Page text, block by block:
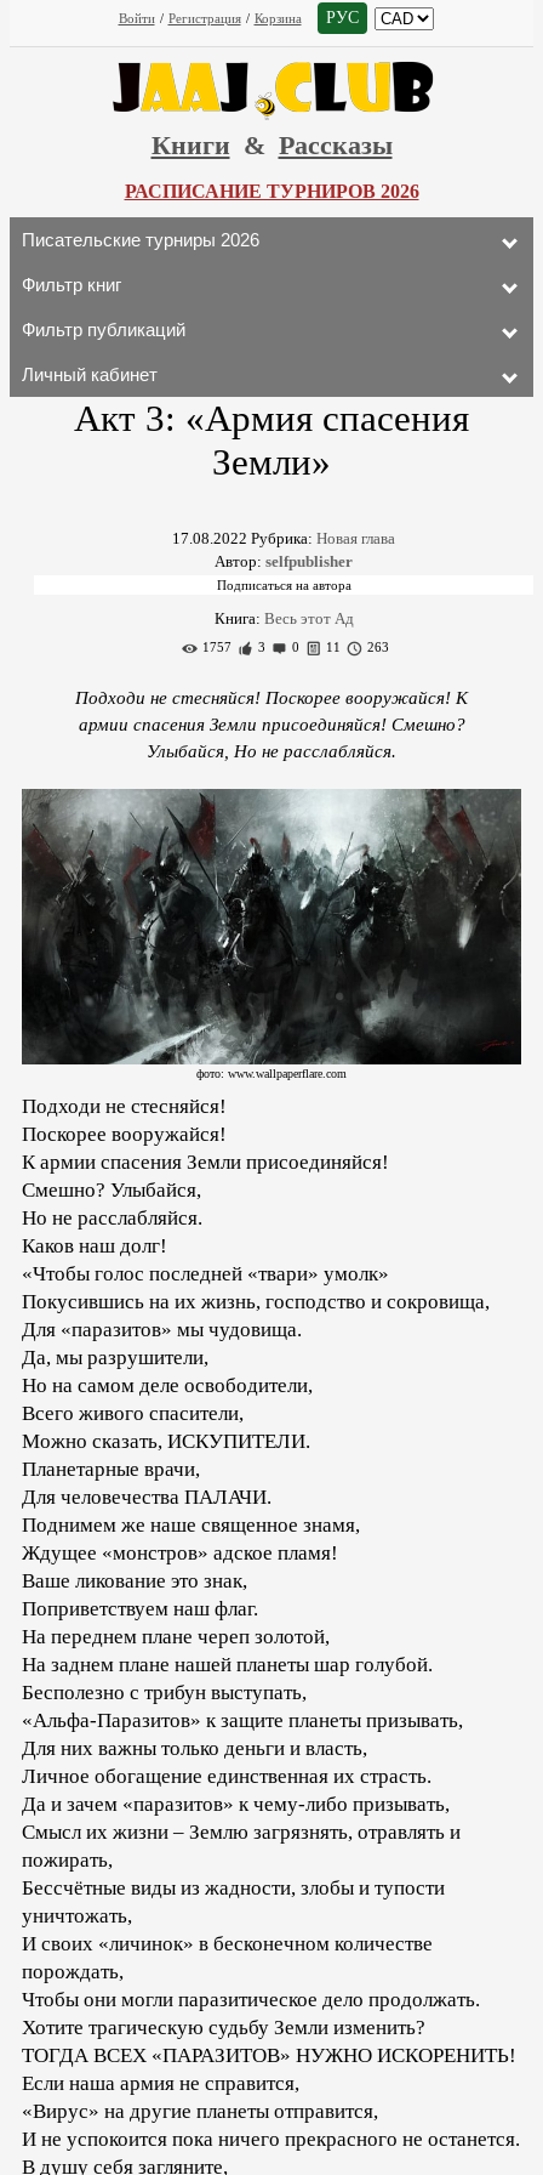
Войти / Регистрация / Корзина РУС
Книги & Рассказы
РАСПИСАНИЕ ТУРНИРОВ 2026
Писательские турниры 2026
Фильтр книг
Фильтр публикаций
Личный кабинет
Акт 3: «Армия спасения
Земли»
17.08.2022 Рубрика: Новая глава
Автор: selfpublisher
Книга: Весь этот Ад
1757 3 0 11 263
Подходи не стесняйся! Поскорее вооружайся! К
армии спасения Земли присоединяйся! Смешно?
Улыбайся, Но не расслабляйся.
фото: www.wallpaperflare.com
Подходи не стесняйся!
Поскорее вооружайся!
К армии спасения Земли присоединяйся!
Смешно? Улыбайся,
Но не расслабляйся.
Каков наш долг!
«Чтобы голос последней «твари» умолк»
Покусившись на их жизнь, господство и сокровища,
Для «паразитов» мы чудовища.
Да, мы разрушители,
Но на самом деле освободители,
Всего живого спасители,
Можно сказать, ИСКУПИТЕЛИ.
Планетарные врачи,
Для человечества ПАЛАЧИ.
Поднимем же наше священное знамя,
Ждущее «монстров» адское пламя!
Ваше ликование это знак,
Поприветствуем наш флаг.
На переднем плане череп золотой,
На заднем плане нашей планеты шар голубой.
Бесполезно с трибун выступать,
«Альфа-Паразитов» к защите планеты призывать,
Для них важны только деньги и власть,
Личное обогащение единственная их страсть.
Да и зачем «паразитов» к чему-либо призывать,
Смысл их жизни – Землю загрязнять, отравлять и
пожирать,
Бессчётные виды из жадности, злобы и тупости
уничтожать,
И своих «личинок» в бесконечном количестве
порождать,
Чтобы они могли паразитическое дело продолжать.
Хотите трагическую судьбу Земли изменить?
ТОГДА ВСЕХ «ПАРАЗИТОВ» НУЖНО ИСКОРЕНИТЬ!
Если наша армия не справится,
«Вирус» на другие планеты отправится,
И не успокоится пока ничего прекрасного не останется.
В душу себя загляните,